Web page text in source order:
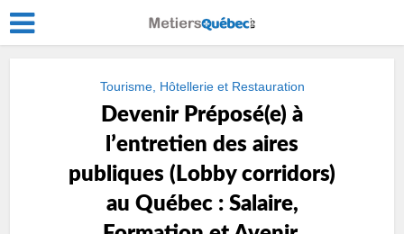
Tourisme, Hôtellerie et Restauration
Devenir Préposé(e) à
lʼentretien des aires
publiques (Lobby corridors)
au Québec : Salaire,